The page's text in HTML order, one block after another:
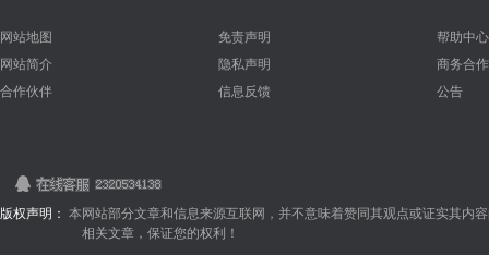
网站地图
网站简介
合作伙伴
免责声明
隐私声明
信息反馈
帮助中心
商务合作
公告
版权声明： 本网站部分文章和信息来源互联网，并不意味着赞同其观点或证实其内
相关文章，保证您的权利！